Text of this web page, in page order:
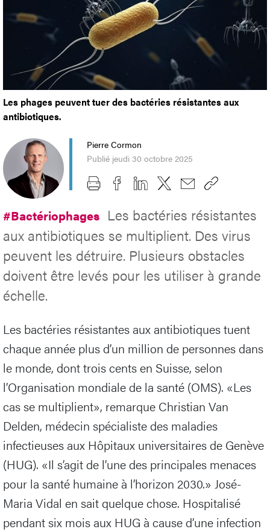
Les phages peuvent tuer des bactéries résistantes aux
antibiotiques.
Pierre Cormon
Publié jeudi 30 octobre 2025
#Bactériophages Les bactéries résistantes
aux antibiotiques se multiplient. Des virus
peuvent les détruire. Plusieurs obstacles
doivent être levés pour les utiliser à grande
échelle.
Les bactéries résistantes aux antibiotiques tuent
chaque année plus d’un million de personnes dans
le monde, dont trois cents en Suisse, selon
l’Organisation mondiale de la santé (OMS). «Les
cas se multiplient», remarque Christian Van
Delden, médecin spécialiste des maladies
infectieuses aux Hôpitaux universitaires de Genève
(HUG). «Il s’agit de l’une des principales menaces
pour la santé humaine à l’horizon 2030.» José-
Maria Vidal en sait quelque chose. Hospitalisé
pendant six mois aux HUG à cause d’une infection